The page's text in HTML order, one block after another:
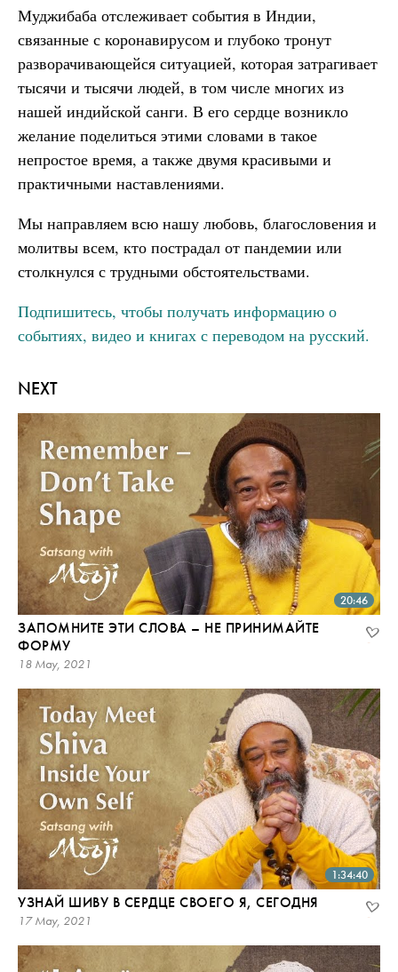
NEXT
20:46
ЗАПОМНИТЕ ЭТИ СЛОВА – НЕ ПРИНИМАЙТЕ
ФОРМУ
18 May, 2021
1:34:40
УЗНАЙ ШИВУ В СЕРДЦЕ СВОЕГО Я, СЕГОДНЯ
17 May, 2021
Муджибаба отслеживает события в Индии,
связанные с коронавирусом и глубоко тронут
разворачивающейся ситуацией, которая затрагивает
тысячи и тысячи людей, в том числе многих из
нашей индийской санги. В его сердце возникло
желание поделиться этими словами в такое
непростое время, а также двумя красивыми и
практичными наставлениями.
Мы направляем всю нашу любовь, благословения и
молитвы всем, кто пострадал от пандемии или
столкнулся с трудными обстоятельствами.
Подпишитесь, чтобы получать информацию о
событиях, видео и книгах с переводом на русский.